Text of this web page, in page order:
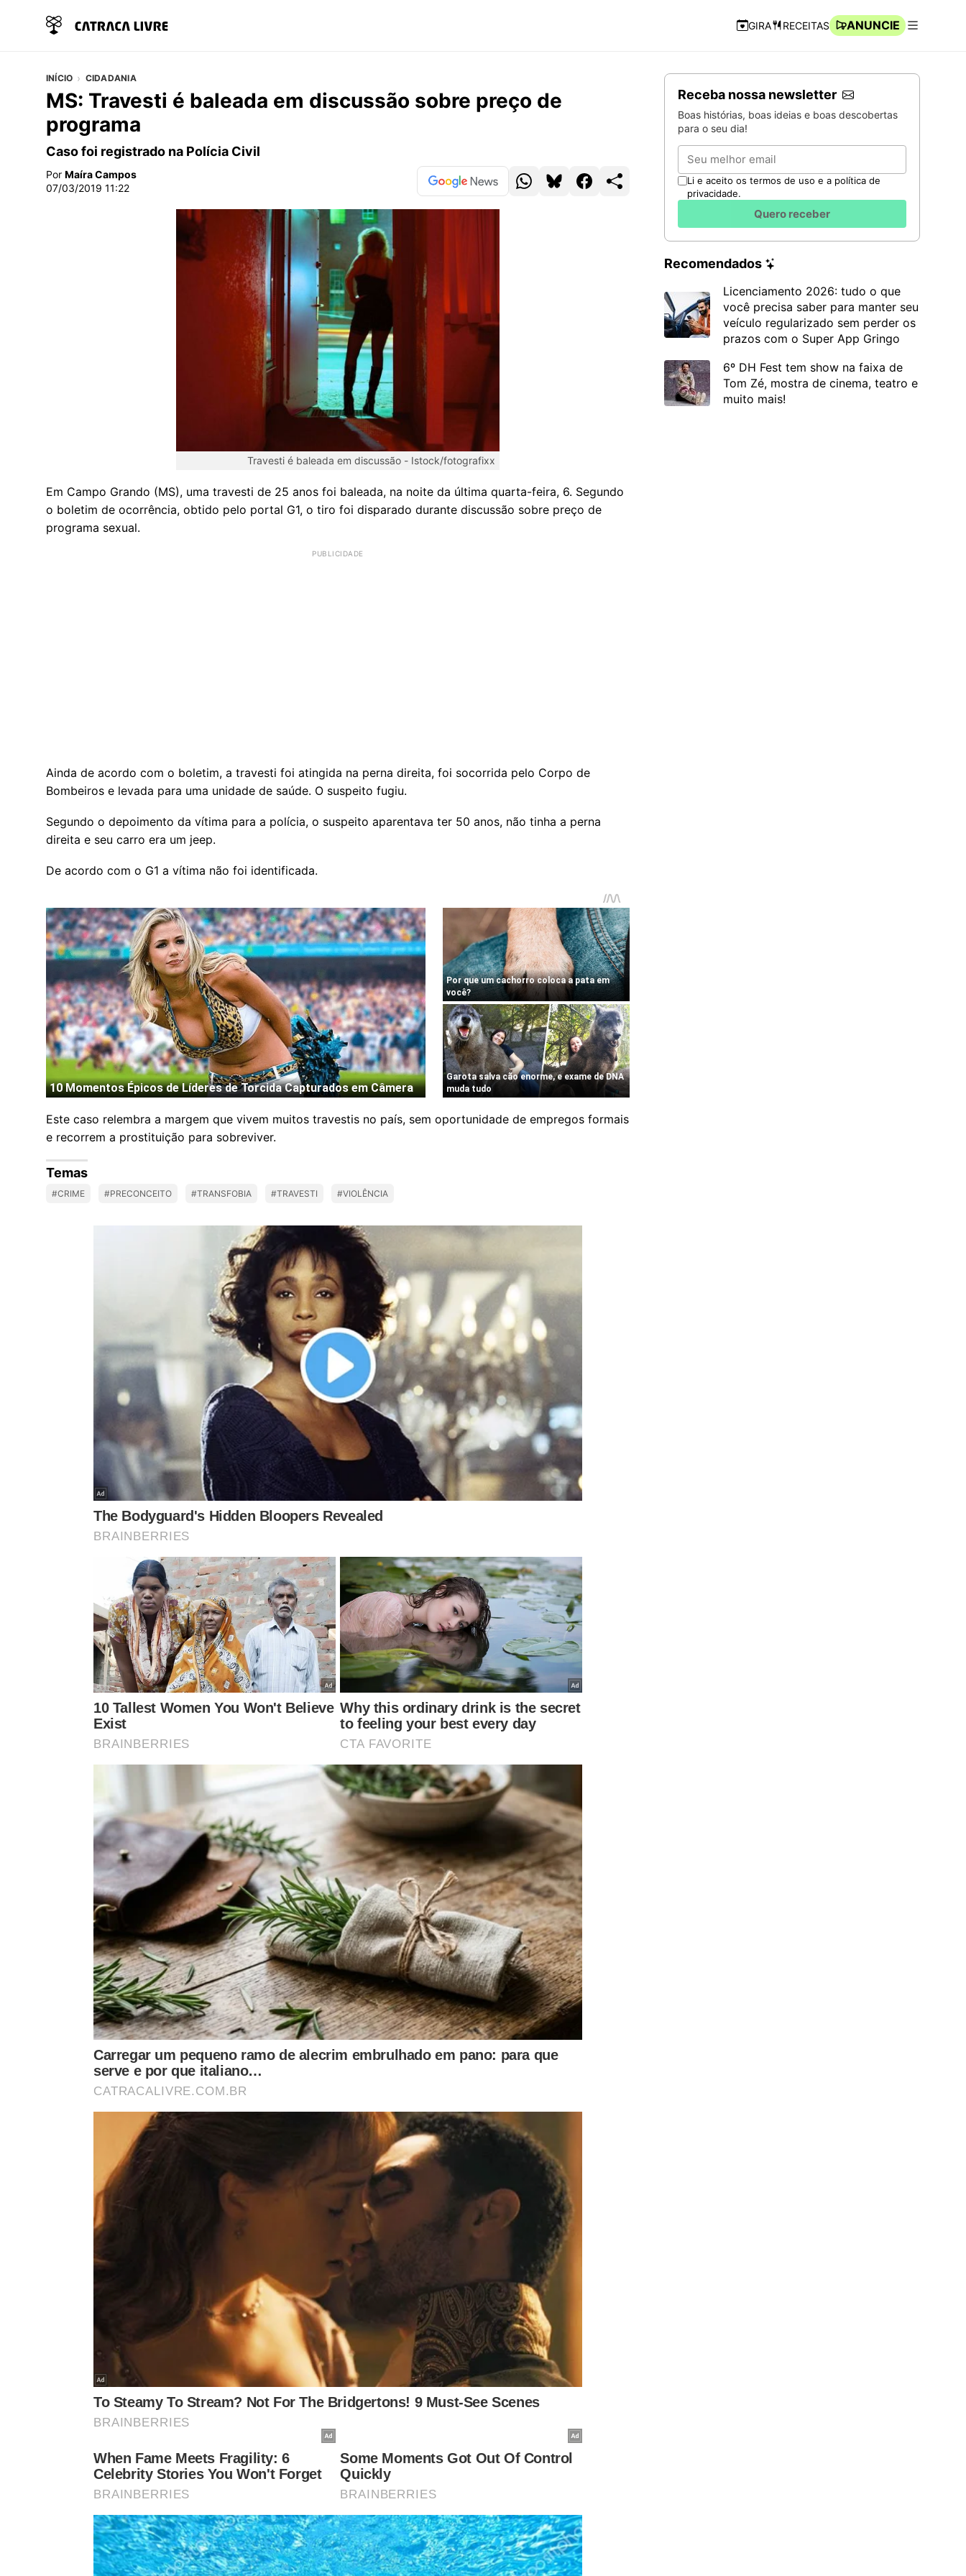
Navegação Rápida
GIRA RECEITAS
ANUNCIE
INÍCIO CIDADANIA
MS: Travesti é baleada em discussão sobre preço de
programa
Caso foi registrado na Polícia Civil
Por Maíra Campos
07/03/2019 11:22
Travesti é baleada em discussão - Istock/fotografixx
Em Campo Grando (MS), uma travesti de 25 anos foi baleada, na noite da última quarta-feira, 6. Segundo
o boletim de ocorrência, obtido pelo portal G1, o tiro foi disparado durante discussão sobre preço de
programa sexual.
Ainda de acordo com o boletim, a travesti foi atingida na perna direita, foi socorrida pelo Corpo de
Bombeiros e levada para uma unidade de saúde. O suspeito fugiu.
Segundo o depoimento da vítima para a polícia, o suspeito aparentava ter 50 anos, não tinha a perna
direita e seu carro era um jeep.
De acordo com o G1 a vítima não foi identificada.
Este caso relembra a margem que vivem muitos travestis no país, sem oportunidade de empregos formais
e recorrem a prostituição para sobreviver.
Temas
#CRIME #PRECONCEITO #TRANSFOBIA #TRAVESTI #VIOLÊNCIA
Receba nossa newsletter
Boas histórias, boas ideias e boas descobertas
para o seu dia!
Email
Li e aceito os termos de uso e a política de
privacidade.
Quero receber
Recomendados
Licenciamento 2026: tudo o que
você precisa saber para manter seu
veículo regularizado sem perder os
prazos com o Super App Gringo
6º DH Fest tem show na faixa de
Tom Zé, mostra de cinema, teatro e
muito mais!